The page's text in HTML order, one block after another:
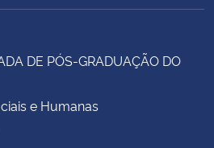
DE PÓS-GRADUAÇÃO DO
e Humanas